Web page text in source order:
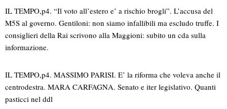
IL TEMPO,p4. “Il voto all’estero e’ a rischio brogli”. L’accusa del
M5S al governo. Gentiloni: non siamo infallibili ma escludo truffe. I
consiglieri della Rai scrivono alla Maggioni: subito un cda sulla
informazione.
IL TEMPO,p4. MASSIMO PARISI. E’ la riforma che voleva anche il
centrodestra. MARA CARFAGNA. Senato e iter legislativo. Quanti
pasticci nel ddl